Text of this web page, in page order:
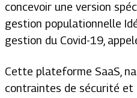
concevoir une version
gestion populationnelle
gestion du Covid-19,
Cette plateforme SaaS,
contraintes de sécurité et